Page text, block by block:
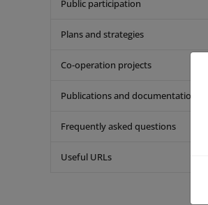
Public participation
Plans and strategies
Co-operation projects
Publications and documentation
Frequently asked questions
Useful URLs